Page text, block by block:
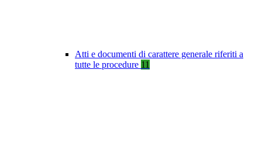
Atti e documenti di carattere generale riferiti a
tutte le procedure 11